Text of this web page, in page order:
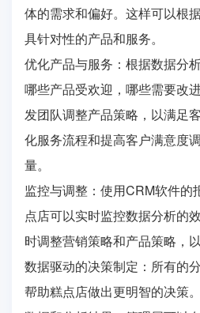
体的需求和偏好。这样可以根
具针对性的产品和服务。
优化产品与服务：根据数据分
哪些产品受欢迎，哪些需要改
发团队调整产品策略，以满足
化服务流程和提高客户满意度
量。
监控与调整：使用CRM软件的
点店可以实时监控数据分析的
时调整营销策略和产品策略，
数据驱动的决策制定：所有的
帮助糕点店做出更明智的决策